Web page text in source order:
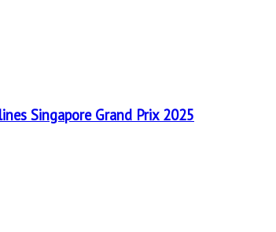
Singapore Grand Prix 2025